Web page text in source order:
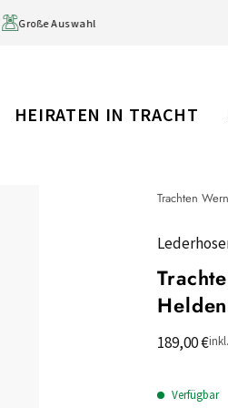
Große Auswahl
HEIRATEN IN TRACHT
Trachten
Helden
189,00 €
Verfügbar